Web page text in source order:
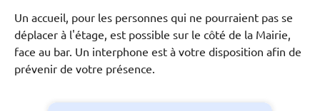
Un accueil, pour les personnes qui ne pourraient pas se
déplacer à l'étage, est possible sur le côté de la Mairie,
face au bar. Un interphone est à votre disposition afin de
prévenir de votre présence.